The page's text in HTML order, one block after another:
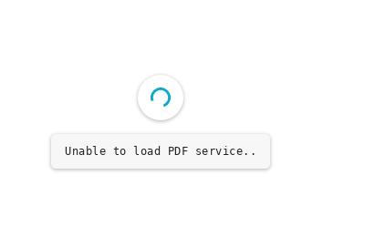
Unable to load PDF service..